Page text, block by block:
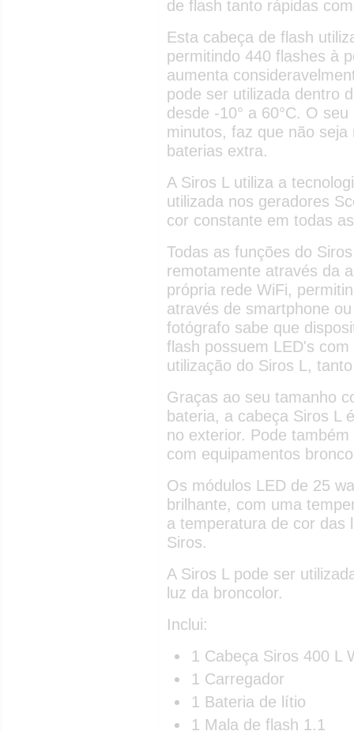
de flash tanto rápidas
Esta cabeça de flash
permitindo 440 flashes à
aumenta
pode ser utilizada dentro
desde -10° a 60°C. O
minutos, faz que não
baterias extra.
A Siros L utiliza a
utilizada nos geradores
cor constante em todas
Todas as funções do
remotamente através da
própria rede WiFi,
através de smartphone
fotógrafo sabe que
flash possuem LED's
utilização do Siros L,
Graças ao seu tamanho
bateria, a cabeça Siros L
no exterior. Pode
com equipamentos
Os módulos LED de 25
brilhante, com uma
a temperatura de cor das
Siros.
A Siros L pode ser
luz da broncolor.
Inclui:
1 Cabeça Siros 400 L
1 Carregador
1 Bateria de lítio
1 Mala de flash 1.1